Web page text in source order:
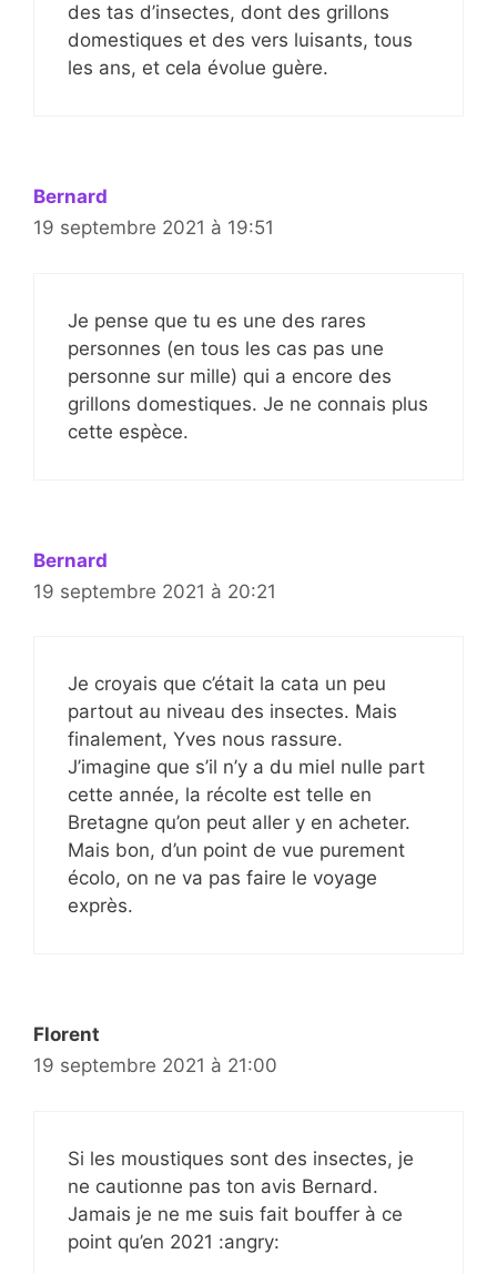
des tas d’insectes, dont des grillons
domestiques et des vers luisants, tous
les ans, et cela évolue guère.
Bernard
19 septembre 2021 à 19:51
Je pense que tu es une des rares
personnes (en tous les cas pas une
personne sur mille) qui a encore des
grillons domestiques. Je ne connais plus
cette espèce.
Bernard
19 septembre 2021 à 20:21
Je croyais que c’était la cata un peu
partout au niveau des insectes. Mais
finalement, Yves nous rassure.
J’imagine que s’il n’y a du miel nulle part
cette année, la récolte est telle en
Bretagne qu’on peut aller y en acheter.
Mais bon, d’un point de vue purement
écolo, on ne va pas faire le voyage
exprès.
Florent
19 septembre 2021 à 21:00
Si les moustiques sont des insectes, je
ne cautionne pas ton avis Bernard.
Jamais je ne me suis fait bouffer à ce
point qu’en 2021 :angry: